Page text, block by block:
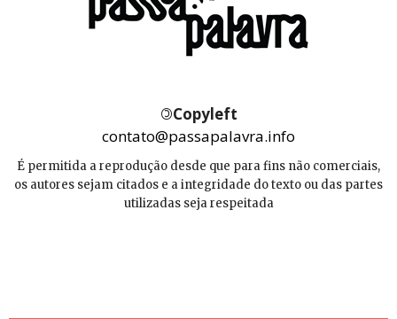
©Copyleft
contato@passapalavra.info
É permitida a reprodução desde que para fins não comerciais,
os autores sejam citados e a integridade do texto ou das partes
utilizadas seja respeitada